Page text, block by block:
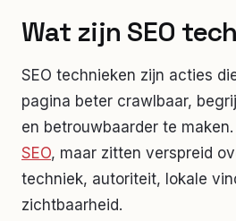
Wat zijn SEO
SEO technieken zijn acties
pagina beter crawlbaar,
en betrouwbaarder te
SEO, maar zitten verspreid
techniek, autoriteit, lokale
zichtbaarheid.